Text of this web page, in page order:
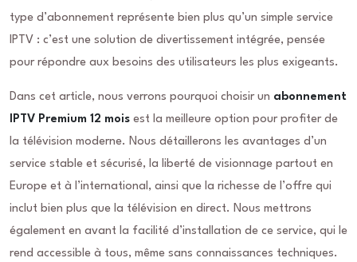
type d’abonnement représente bien plus qu’un simple service
IPTV : c’est une solution de divertissement intégrée, pensée
pour répondre aux besoins des utilisateurs les plus exigeants.
Dans cet article, nous verrons pourquoi choisir un abonnement
IPTV Premium 12 mois est la meilleure option pour profiter de
la télévision moderne. Nous détaillerons les avantages d’un
service stable et sécurisé, la liberté de visionnage partout en
Europe et à l’international, ainsi que la richesse de l’offre qui
inclut bien plus que la télévision en direct. Nous mettrons
également en avant la facilité d’installation de ce service, qui le
rend accessible à tous, même sans connaissances techniques.